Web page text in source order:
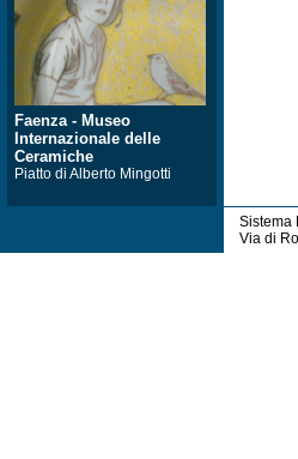
Faenza - Museo
Internazionale delle
Ceramiche
Piatto di Alberto Mingotti
Sistema
Via di